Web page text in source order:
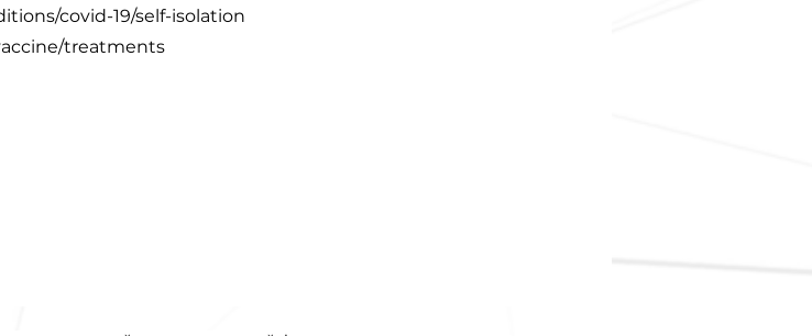
covid-19/self-isolation
treatments